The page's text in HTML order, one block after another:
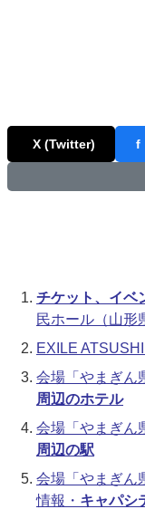
X (Twitter) f
チケット、イベ
民ホール（山形
EXILE
会場「やまぎん
周辺のホテル
会場「やまぎん
周辺の駅
会場「やまぎん
情報・ キャパシ